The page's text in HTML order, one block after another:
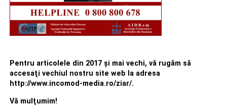
Pentru articolele din 2017 şi mai vechi, vă rugăm să
accesaţi vechiul nostru site web la adresa
http://www.incomod-media.ro/ziar/.
Vă mulţumim!